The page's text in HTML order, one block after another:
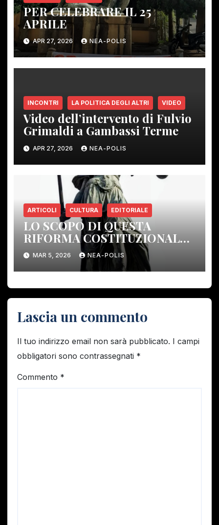
PER CELEBRARE IL 25
APRILE
APR 27, 2026 NEA-POLIS
INCONTRI LA POLITICA DEGLI ALTRI VIDEO
Video dell’intervento di Fulvio
Grimaldi a Gambassi Terme
APR 27, 2026 NEA-POLIS
ARTICOLI CULTURA EDITORIALE
LO SCOPO DI QUESTA
RIFORMA COSTITUZIONALE:
ELIMINARE GLI ORGANI DI
CONTROLLO DEMOCRATICO.
MAR 5, 2026 NEA-POLIS
Lascia un commento
Il tuo indirizzo email non sarà pubblicato. I campi
obbligatori sono contrassegnati *
Commento *